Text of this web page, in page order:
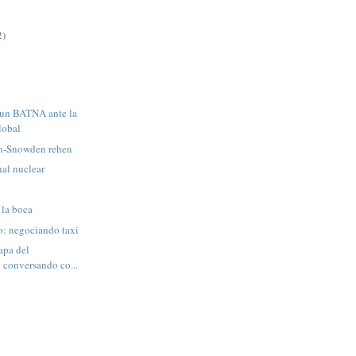
BATNA ante la
Snowden rehen
nuclear
boca
negociando taxi
del
co...